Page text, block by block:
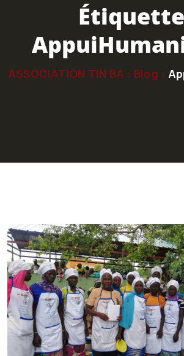
ASSOCIATION TIN BA > Blog >